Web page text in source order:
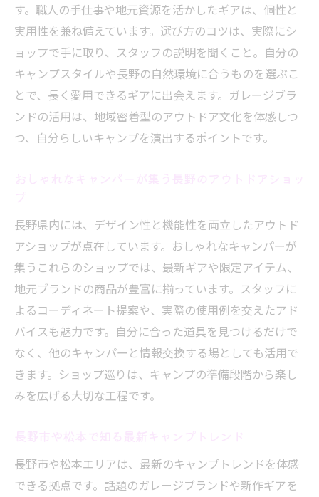
す。職人の手仕事や地元資源を活かしたギアは、個性と
実用性を兼ね備えています。選び方のコツは、実際にシ
ョップで手に取り、スタッフの説明を聞くこと。自分の
キャンプスタイルや長野の自然環境に合うものを選ぶこ
とで、長く愛用できるギアに出会えます。ガレージブラ
ンドの活用は、地域密着型のアウトドア文化を体感しつ
つ、自分らしいキャンプを演出するポイントです。
長野県内には、デザイン性と機能性を両立したアウトド
アショップが点在しています。おしゃれなキャンパーが
集うこれらのショップでは、最新ギアや限定アイテム、
地元ブランドの商品が豊富に揃っています。スタッフに
よるコーディネート提案や、実際の使用例を交えたアド
バイスも魅力です。自分に合った道具を見つけるだけで
なく、他のキャンパーと情報交換する場としても活用で
きます。ショップ巡りは、キャンプの準備段階から楽し
みを広げる大切な工程です。
長野市や松本エリアは、最新のキャンプトレンドを体感
できる拠点です。話題のガレージブランドや新作ギアを